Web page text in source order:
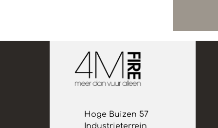
Hoge Buizen 57
Industrieterrein